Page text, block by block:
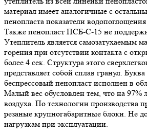
материал имеет аналогичные с
пенопласта показатели
Также пенопласт ПСБ-С-15 не
Утеплитель является самозатухаемым
горения при отсутствии контакта с
более 4 сек. Структура этого
представляет собой сплав гранул.
беспрессовый пенопласт исполнен в
Малый вес обусловлен тем, что на 97%
воздуха. По технологии производства
резаные крупногабаритные блоки. Не
нагрузкам при эксплуатации.